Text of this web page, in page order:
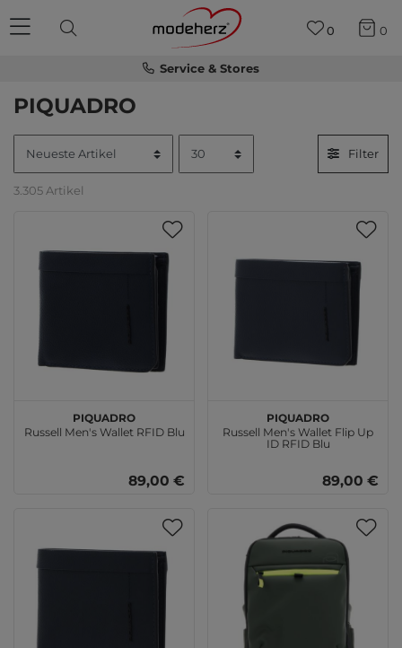
Service & Stores
0 0
PIQUADRO
Filter
3.305 Artikel
PIQUADRO
Russell Men's Wallet RFID Blu
89,00 €
PIQUADRO
Russell Men's Wallet Flip Up
ID RFID Blu
89,00 €